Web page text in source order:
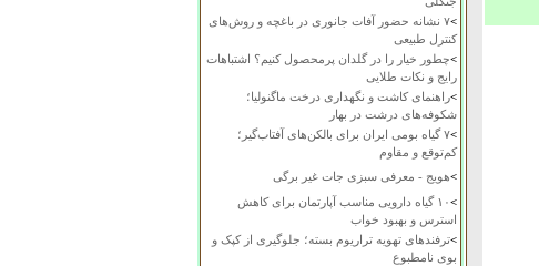
>
۷ نشانه حضور آفات جانوری در باغچه و روش‌های
کنترل طبیعی
>چطور خیار را در گلدان پرمحصول کنیم؟ اشتباهات
رایج و نکات طلایی
>راهنمای کاشت و نگهداری درخت ماگنولیا؛
شکوفه‌های درشت در بهار
>
۷ گیاه بومی ایران برای بالکن‌های آفتاب‌گیر؛
کم‌توقع و مقاوم
>هویج - معرفی سبزی جات غیر برگی
>
۱۰ گیاه دارویی مناسب آپارتمان برای کاهش
استرس و بهبود خواب
>ترفندهای تهویه تراریوم بسته؛ جلوگیری از کپک و
بوی نامطبوع